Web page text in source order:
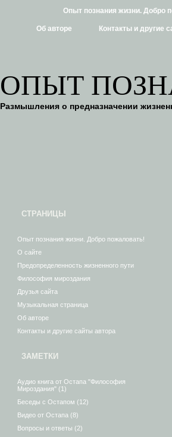
Опыт познания жизни. Добро
Об авторе Контакты и другие
ОПЫТ
Размышления о предназначении
СТРАНИЦЫ
Опыт познания жизни. Добро пожаловать!
О сайте
Предопределенность жизненного пути
Философия мироздания
Друзья сайта
Музыкальная страница
Об авторе
Контакты и другие сайты автора
ЗАМЕТКИ
Аудио книга от Остапа "Философия
Мироздания" (1)
Беседы с Остапом (12)
Видео от Остапа (8)
Вопросы и ответы (2)